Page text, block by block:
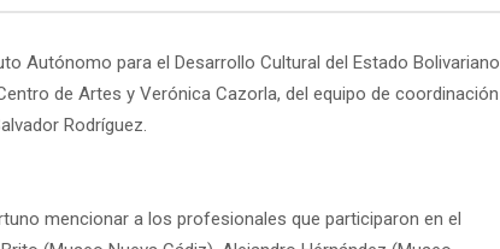
Autónomo para el Desarrollo Cultural del Estado Bolivariano
de Artes y Verónica Cazorla, del equipo de coordinación
Rodríguez.
mencionar a los profesionales que participaron en el